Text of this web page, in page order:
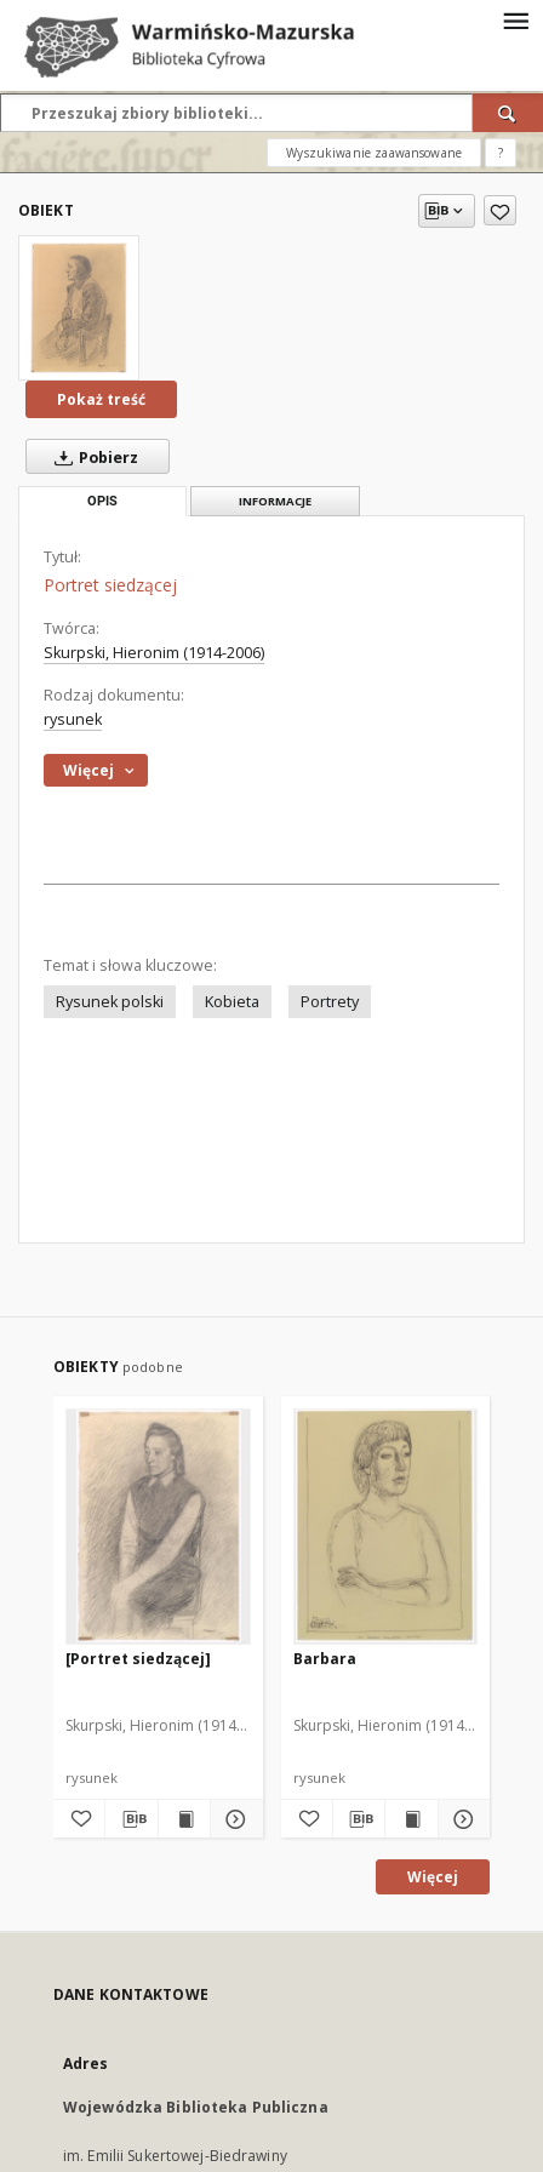
Wyszukiwanie zaawansowane ?
OBIEKT
Pokaż treść
Pobierz
OPIS INFORMACJE
Tytuł:
Portret siedzącej
Twórca:
Skurpski, Hieronim (1914-2006)
Rodzaj dokumentu:
rysunek
Więcej
Temat i słowa kluczowe:
Rysunek polski
Kobieta Portrety
OBIEKTY podobne
[Portret siedzącej]
Skurpski, Hieronim (1914-2006)
rysunek
Barbara
Skurpski, Hieronim (1914-2006)
rysunek
Więcej
DANE KONTAKTOWE
Adres
Wojewódzka Biblioteka Publiczna
im. Emilii Sukertowej-Biedrawiny